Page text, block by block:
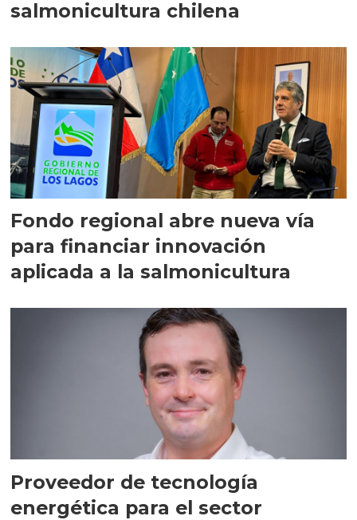
salmonicultura chilena
Fondo regional abre nueva vía
para financiar innovación
aplicada a la salmonicultura
Proveedor de tecnología
energética para el sector